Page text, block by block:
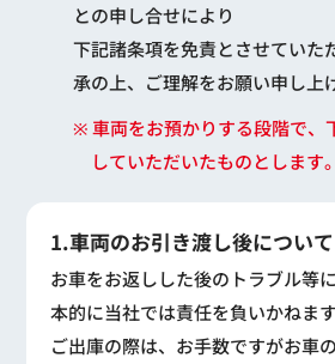
との申し合せにより
下記諸条項を免責とさせていた
承の上、ご理解をお願い申し上
※ 車両をお預かりする段階で、
していただいたものとします。
1.車両のお引き渡し後について
お車をお返しした後のトラブル等
本的に当社では責任を負いかねます
ご出庫の際は、お手数ですがお車